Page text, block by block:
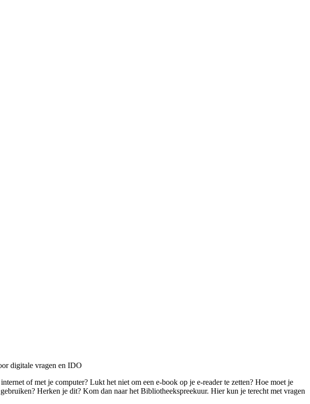
digitale vragen en IDO
of met je computer? Lukt het niet om een e-book op je e-reader te zetten? Hoe moet je
Herken je dit? Kom dan naar het Bibliotheekspreekuur. Hier kun je terecht met vragen